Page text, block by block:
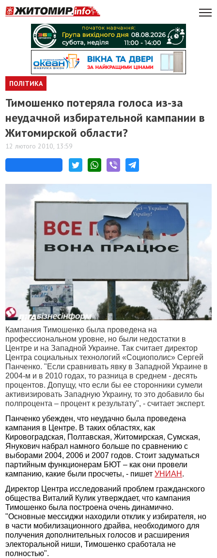
ПОЛІТИКА
Тимошенко потеряла голоса из-за
неудачной избирательной кампании в
Житомирской области?
12 лютого 2010, 13:59
Кампания Тимошенко была проведена на
профессиональном уровне, но были недостатки в
Центре и на Западной Украине. Так считает директор
Центра социальных технологий «Социополис» Сергей
Панченко. "Если сравнивать явку в Западной Украине в
2004-м и в 2010 годах, то разница в среднем - десять
процентов. Допущу, что если бы ее сторонники сумели
активизировать Западную Украину, то это добавило бы
полпроцента – процент к результату", - считает эксперт.
Панченко убежден, что неудачно была проведена
кампания в Центре. В таких областях, как
Кировоградская, Полтавская, Житомирская, Сумская,
Янукович набрал намного больше по сравнению с
выборами 2004, 2006 и 2007 годов. Стоит задуматься
партийным функционерам БЮТ – как они провели
кампанию, какие были просчеты, - пишетУНИАН .
Директор Центра исследований проблем гражданского
общества Виталий Кулик утверждает, что кампания
Тимошенко была построена очень динамично.
"Основные мессиджи находили отклик у избирателя, но
в части мобилизационного драйва, необходимого для
получения дополнительных голосов и расширения
электоральной ниши, Тимошенко сработала не
полностью".